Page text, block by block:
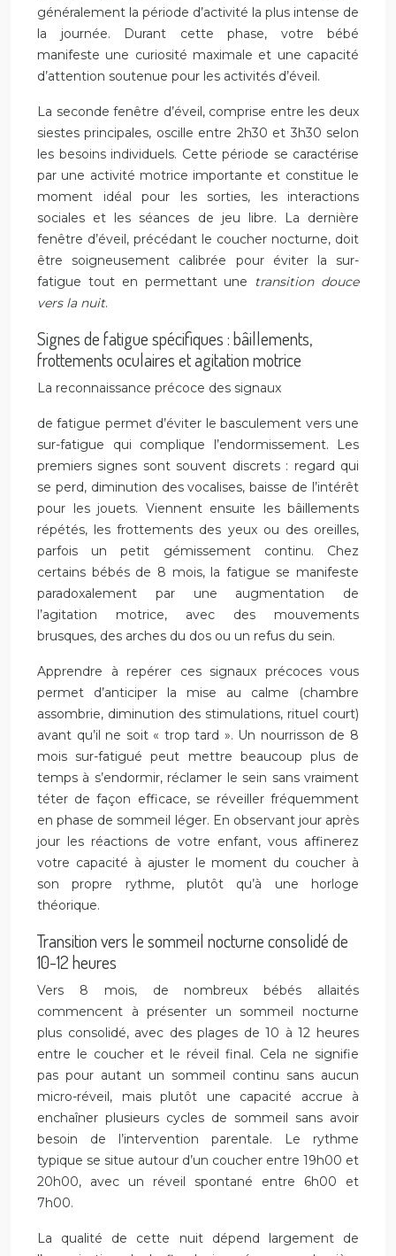
généralement la période d’activité la plus intense de
la journée. Durant cette phase, votre bébé
manifeste une curiosité maximale et une capacité
d’attention soutenue pour les activités d’éveil.
La seconde fenêtre d’éveil, comprise entre les deux
siestes principales, oscille entre 2h30 et 3h30 selon
les besoins individuels. Cette période se caractérise
par une activité motrice importante et constitue le
moment idéal pour les sorties, les interactions
sociales et les séances de jeu libre. La dernière
fenêtre d’éveil, précédant le coucher nocturne, doit
être soigneusement calibrée pour éviter la sur-
fatigue tout en permettant une
transition douce
vers la nuit.
Signes de fatigue spécifiques : bâillements,
frottements oculaires et agitation motrice
La reconnaissance précoce des signaux
de fatigue permet d’éviter le basculement vers une
sur-fatigue qui complique l’endormissement. Les
premiers signes sont souvent discrets : regard qui
se perd, diminution des vocalises, baisse de l’intérêt
pour les jouets. Viennent ensuite les bâillements
répétés, les frottements des yeux ou des oreilles,
parfois un petit gémissement continu. Chez
certains bébés de 8 mois, la fatigue se manifeste
paradoxalement par une augmentation de
l’agitation motrice, avec des mouvements
brusques, des arches du dos ou un refus du sein.
Apprendre à repérer ces signaux précoces vous
permet d’anticiper la mise au calme (chambre
assombrie, diminution des stimulations, rituel court)
avant qu’il ne soit « trop tard ». Un nourrisson de 8
mois sur-fatigué peut mettre beaucoup plus de
temps à s’endormir, réclamer le sein sans vraiment
téter de façon efficace, se réveiller fréquemment
en phase de sommeil léger. En observant jour après
jour les réactions de votre enfant, vous affinerez
votre capacité à ajuster le moment du coucher à
son propre rythme, plutôt qu’à une horloge
théorique.
Transition vers le sommeil nocturne consolidé de
10-12 heures
Vers 8 mois, de nombreux bébés allaités
commencent à présenter un sommeil nocturne
plus consolidé, avec des plages de 10 à 12 heures
entre le coucher et le réveil final. Cela ne signifie
pas pour autant un sommeil continu sans aucun
micro-réveil, mais plutôt une capacité accrue à
enchaîner plusieurs cycles de sommeil sans avoir
besoin de l’intervention parentale. Le rythme
typique se situe autour d’un coucher entre 19h00 et
20h00, avec un réveil spontané entre 6h00 et
7h00.
La qualité de cette nuit dépend largement de